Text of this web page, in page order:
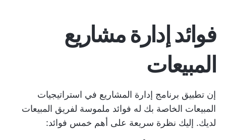
فوائد إدارة مشاريع
المبيعات
إن تطبيق برنامج إدارة المشاريع في استراتيجيات
المبيعات الخاصة بك له فوائد ملموسة لفريق المبيعات
لديك. إليك نظرة سريعة على أهم خمس فوائد: